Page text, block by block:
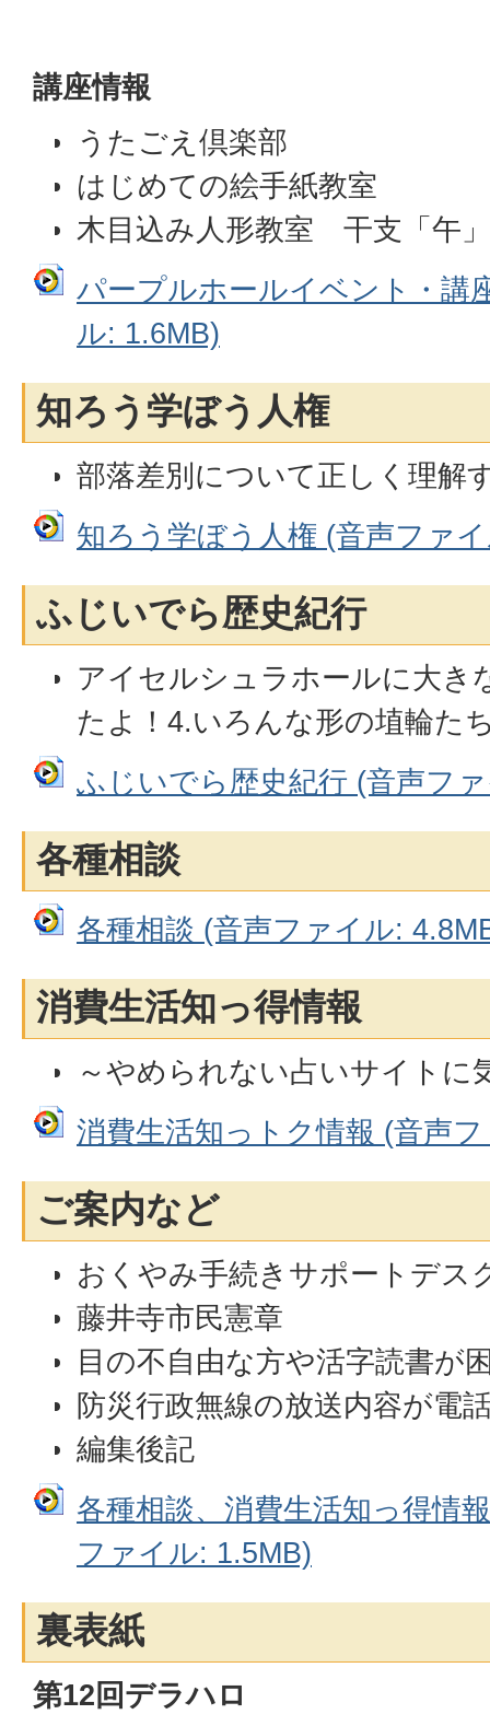
講座情報
うたごえ倶楽部
はじめての絵手紙教室
木目込み人形教室 干支「午」
パープルホールイベント・講
ル: 1.6MB)
知ろう学ぼう人権
部落差別について正しく理解
知ろう学ぼう人権 (音声ファ
ふじいでら歴史紀行
アイセルシュラホールに大き
たよ！4.いろんな形の埴輪た
ふじいでら歴史紀行 (音声フ
各種相談
各種相談 (音声ファイル:
消費生活知っ得情報
～やめられない占いサイトに
消費生活知っトク情報 (音声
ご案内など
おくやみ手続きサポートデス
藤井寺市民憲章
目の不自由な方や活字読書が
防災行政無線の放送内容が電
編集後記
各種相談、消費生活知っ得情
ファイル: 1.5MB)
裏表紙
第12回デラハロ